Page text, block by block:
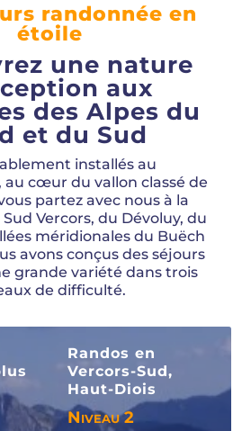
randonnée en
étoile
une nature
aux
des Alpes du
et du Sud
installés au
au cœur du vallon classé de
partez avec nous à la
Vercors, du Dévoluy, du
méridionales du Buëch
avons conçus des séjours
grande variété dans trois
de difficulté.
Randos en
Vercors-Sud,
Haut-Diois
Niveau 2